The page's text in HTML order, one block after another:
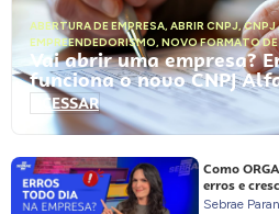
ABERTURA DE EMPRESA, ABRIR CNPJ,CNPJ
EMPREENDEDORISMO, NOVO FORMATO
Vai abrir uma empresa?
funciona o novo CNPJ
ACESSAR
Como
erros e
Sebrae